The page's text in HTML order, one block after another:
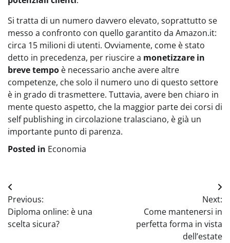
Si tratta di un numero davvero elevato, soprattutto se
messo a confronto con quello garantito da Amazon.it:
circa 15 milioni di utenti. Ovviamente, come è stato
detto in precedenza, per riuscire a monetizzare in
breve tempo è necessario anche avere altre
competenze, che solo il numero uno di questo settore
è in grado di trasmettere. Tuttavia, avere ben chiaro in
mente questo aspetto, che la maggior parte dei corsi di
self publishing in circolazione tralasciano, è già un
importante punto di parenza.
Posted in Economia
Navigazione
articoli
Previous:
Diploma online: è una
scelta sicura?
Next:
Come mantenersi in
perfetta forma in vista
dell’estate